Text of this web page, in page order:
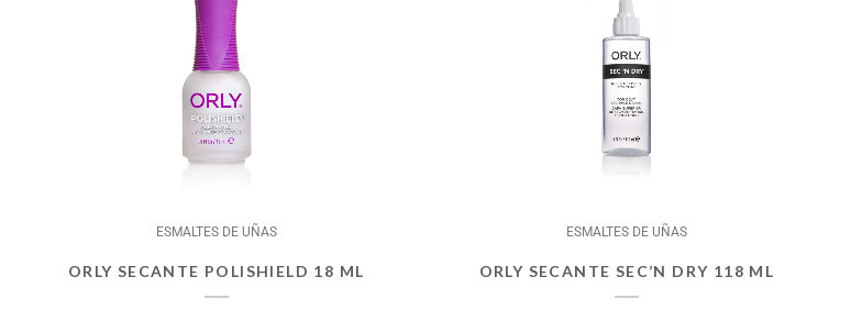
ESMALTES DE UÑAS
ORLY SECANTE POLISHIELD 18 ML
ESMALTES DE UÑAS
ORLY SECANTE SEC’N DRY 118 ML